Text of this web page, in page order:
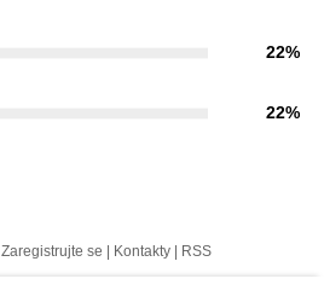
22%
22%
Zaregistrujte se | Kontakty | RSS